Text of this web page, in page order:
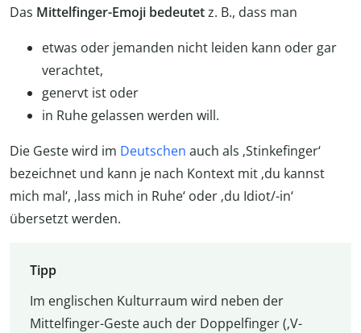
Das Mittelfinger-Emoji bedeutetz. B., dass man
etwas oder jemanden nicht leiden kann oder gar
verachtet,
genervt ist oder
in Ruhe gelassen werden will.
Die Geste wird im Deutschen auch als ‚Stinkefinger‘
bezeichnet und kann je nach Kontext mit ‚du kannst
mich mal‘, ‚lass mich in Ruhe‘ oder ‚du Idiot/-in‘
übersetzt werden.
Tipp
Im englischen Kulturraum wird neben der
Mittelfinger-Geste auch der Doppelfinger (‚V-